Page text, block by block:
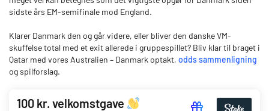
sidste års EM-semifinale mod England.
Klarer Danmark den og går videre, eller bliver den danske VM-
skuffelse total med et exit allerede i gruppespillet? Bliv klar til braget i
Qatar med vores Australien – Danmark optakt, odds sammenligning
og spilforslag.
100 kr. velkomstgave